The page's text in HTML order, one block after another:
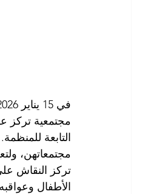
مجتمعية تركز
التابعة
مجتمعاتهن،
تركز النقاش
الأطفال